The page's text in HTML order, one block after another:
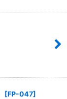
[FP-047]